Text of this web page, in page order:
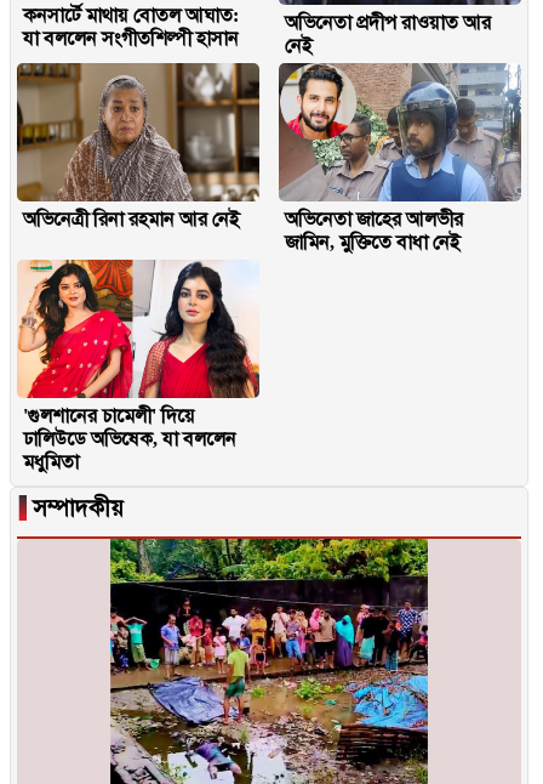
কনসার্টে মাথায় বোতল আঘাত:
যা বললেন সংগীতশিল্পী হাসান
অভিনেতা প্রদীপ রাওয়াত আর
নেই
অভিনেত্রী রিনা রহমান আর নেই
অভিনেতা জাহের আলভীর
জামিন, মুক্তিতে বাধা নেই
'গুলশানের চামেলী' দিয়ে
ঢালিউডে অভিষেক, যা বললেন
মধুমিতা
▐সম্পাদকীয়